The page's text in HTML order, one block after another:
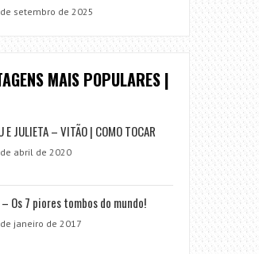
setembro de 2025
MAIS POPULARES |
E JULIETA – VITÃO | COMO TOCAR
abril de 2020
– Os 7 piores tombos do mundo!
janeiro de 2017